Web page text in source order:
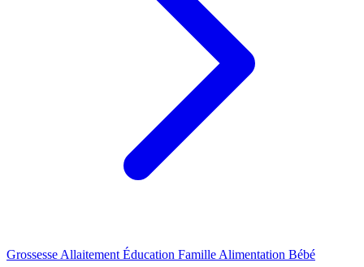
Grossesse Allaitement Éducation Famille Alimentation Bébé